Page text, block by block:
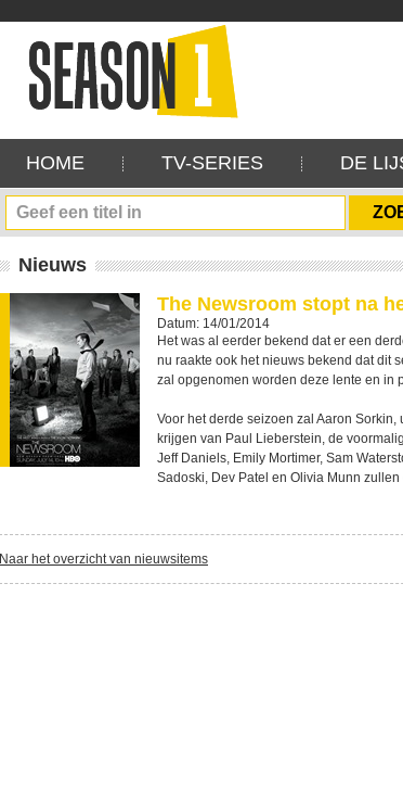
HOME TV-SERIES DE
Nieuws
The Newsroom stopt na
Datum: 14/01/2014
Het was al eerder bekend dat er een
nu raakte ook het nieuws bekend dat dit
zal opgenomen worden deze lente en in
Voor het derde seizoen zal Aaron
krijgen van Paul Lieberstein, de
Jeff Daniels, Emily Mortimer, Sam
Sadoski, Dev Patel en Olivia Munn
Naar het overzicht van nieuwsitems